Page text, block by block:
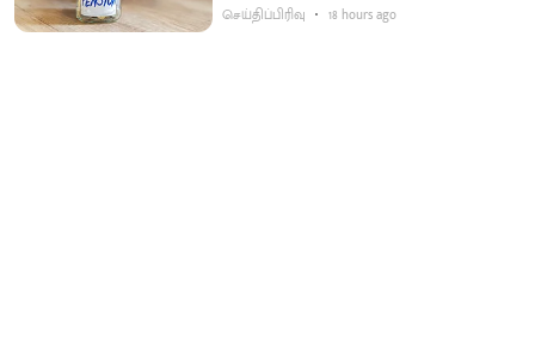
செய்திப்பிரிவு 18 hours ago